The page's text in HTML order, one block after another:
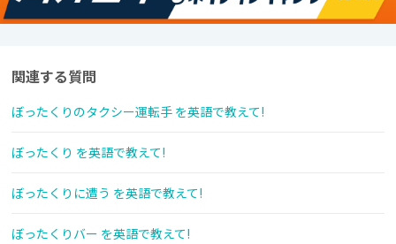
関連する質問
ぼったくりのタクシー運転手 を英語で教えて!
ぼったくり を英語で教えて!
ぼったくりに遭う を英語で教えて!
ぼったくりバー を英語で教えて!